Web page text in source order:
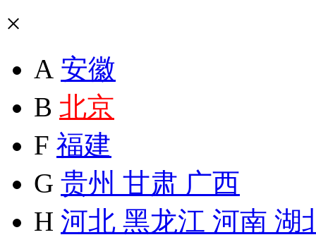
×
A 安徽
B 北京
F 福建
G 贵州 甘肃 广西
H 河北 黑龙江 河南 湖